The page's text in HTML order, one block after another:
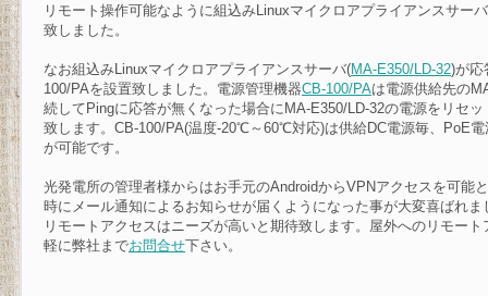
リモート操作可能なように組込みLinuxマイクロアプライアンスサー
致しました。
なお組込みLinuxマイクロアプライアンスサーバ(MA-E350/LD-32)が応
100/PAを設置致しました。電源管理機器CB-100/PAは電源供給先の
続してPingに応答が無くなった場合にMA-E350/LD-32の電源をリセ
致します。CB-100/PA(温度-20℃～60℃対応)は供給DC電源毎、PoE
が可能です。
光発電所の管理者様からはお手元のAndroidからVPNアクセスを可能
時にメール通知によるお知らせが届くようになった事が大変喜ばれ
リモートアクセスはニーズが高いと期待致します。屋外へのリモー
軽に弊社までお問合せ下さい。